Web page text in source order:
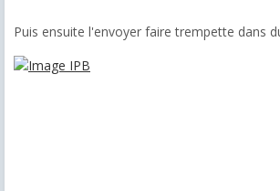
Puis ensuite l'envoyer faire trempette dans